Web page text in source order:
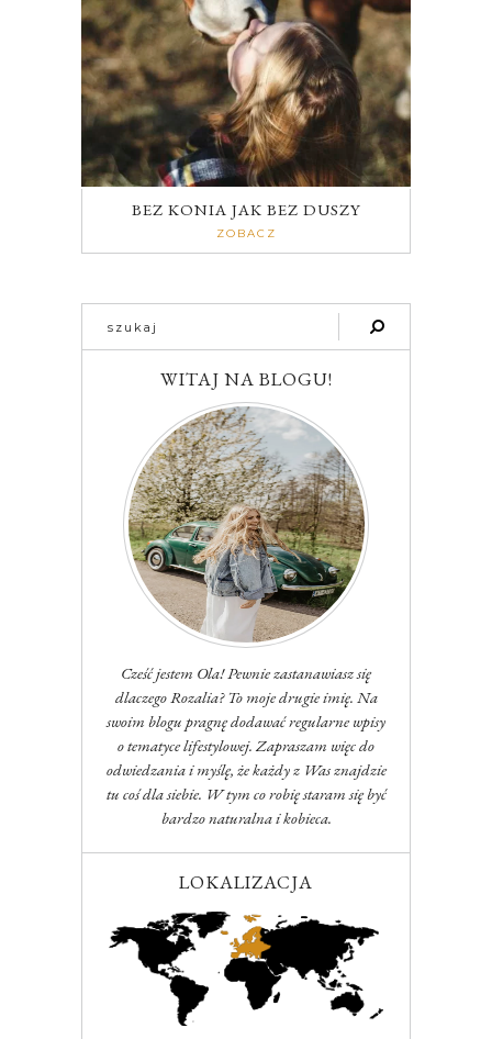
BEZ KONIA JAK BEZ DUSZY
ZOBACZ
WITAJ NA BLOGU!
Cześć jestem Ola! Pewnie zastanawiasz się
dlaczego Rozalia? To moje drugie imię. Na
swoim blogu pragnę dodawać regularne wpisy
o tematyce lifestylowej. Zapraszam więc do
odwiedzania i myślę, że każdy z Was znajdzie
tu coś dla siebie. W tym co robię staram się być
bardzo naturalna i kobieca.
LOKALIZACJA